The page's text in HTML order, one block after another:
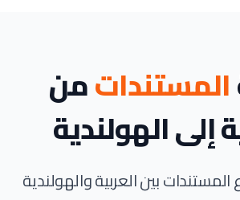
المستنداتمن
إلى الهولندية
المستندات بين العربية والهولندية